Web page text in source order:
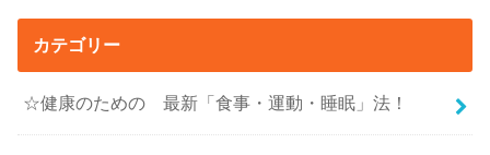
カテゴリー
☆健康のための 最新「食事・運動・睡眠」法！